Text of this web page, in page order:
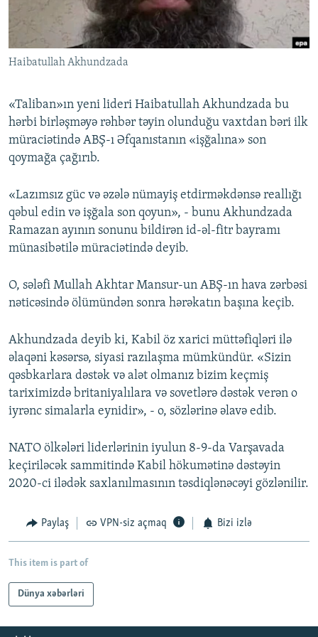
İNFOQRAFIKA
KARIKATURA
AZƏRBAYCAN ƏDƏBIYYATI KITABXANASI
İSLAM VƏ DEMOKRATIYA
İZ - MƏDƏNIYYƏT PROQRAMI
MISSIYAMIZ
PEŞƏ ETIKASI VƏ JURNALISTIKA STANDARTLARIMIZ
MATERIALLARIMIZDAN ISTIFADƏ
BIZIMLƏ ƏLAQƏ
XƏBƏR BÜLLETENLƏRIMIZ
BIZI IZLƏ
Haibatullah Akhundzada
«Taliban»ın yeni lideri Haibatullah Akhundzada bu
hərbi birləşməyə rəhbər təyin olunduğu vaxtdan bəri ilk
müraciətində ABŞ-ı Əfqanıstanın «işğalına» son
qoymağa çağırıb.
«Lazımsız güc və əzələ nümayiş etdirməkdənsə reallığı
qəbul edin və işğala son qoyun», - bunu Akhundzada
Ramazan ayının sonunu bildirən id-əl-fitr bayramı
münasibətilə müraciətində deyib.
O, sələfi Mullah Akhtar Mansur-un ABŞ-ın hava zərbəsi
nəticəsində ölümündən sonra hərəkatın başına keçib.
Akhundzada deyib ki, Kabil öz xarici müttəfiqləri ilə
əlaqəni kəsərsə, siyasi razılaşma mümkündür. «Sizin
qəsbkarlara dəstək və alət olmanız bizim keçmiş
tariximizdə britaniyalılara və sovetlərə dəstək verən o
iyrənc simalarla eynidir», - o, sözlərinə əlavə edib.
NATO ölkələri liderlərinin iyulun 8-9-da Varşavada
keçiriləcək sammitində Kabil hökumətinə dəstəyin
2020-ci ilədək saxlanılmasının təsdiqlənəcəyi gözlənilir.
Paylaş VPN-siz açmaq Bizi izlə
This item is part of
Dünya xəbərləri